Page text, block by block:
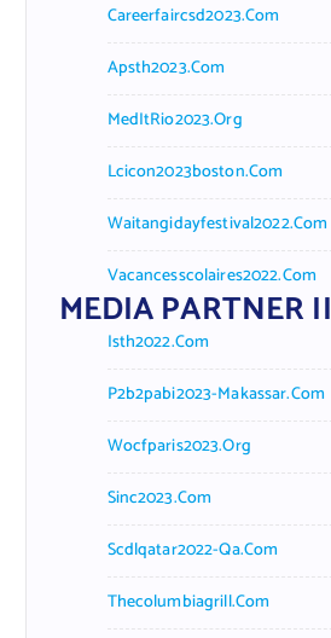
Careerfaircsd2023.com
Apsth2023.com
MedItRio2023.org
Lcicon2023boston.com
Waitangidayfestival2022.com
Vacancesscolaires2022.com
MEDIA PARTNER II
Isth2022.com
P2b2pabi2023-Makassar.com
Wocfparis2023.org
Sinc2023.com
Scdlqatar2022-Qa.com
Thecolumbiagrill.com